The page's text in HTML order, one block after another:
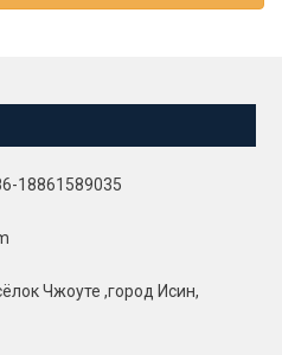
18861589035
Чжоуте ,город Исин,